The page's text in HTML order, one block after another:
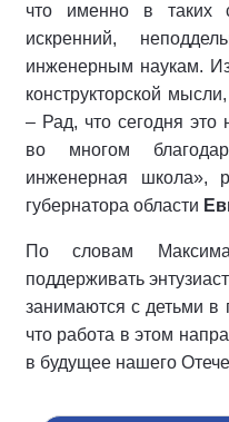
что именно в таких
искренний,
инженерным наукам.
конструкторской
– Рад, что сегодня это
во многом
инженерная школа»,
губернатора области
По словам
поддерживать
занимаются с детьми
что работа в этом
в будущее нашего